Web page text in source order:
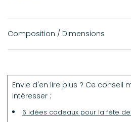
Composition / Dimensions
10 x 15 cm
Envie d'en lire plus ? Ce conseil
intéresser :
6 idées cadeaux pour la fête